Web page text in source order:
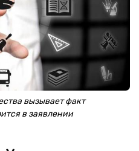
вызывает факт
в заявлении